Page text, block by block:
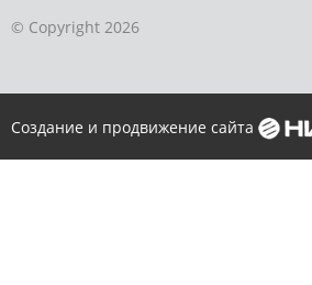
© Copyright 2026
Создание и продвижение сайта